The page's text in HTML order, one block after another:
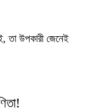
তা উপকারী জেনেই